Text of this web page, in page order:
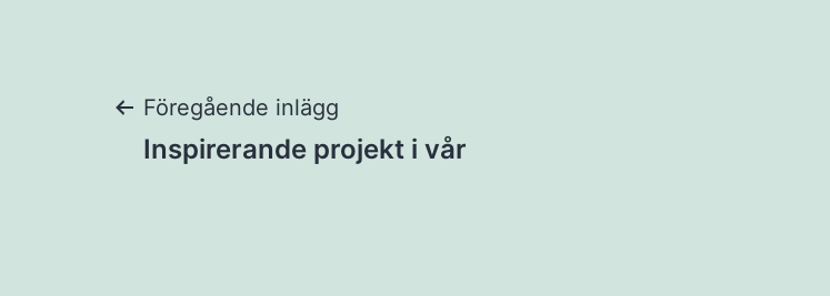
Inläggsnavigering
Föregående inlägg
Inspirerande projekt i vår